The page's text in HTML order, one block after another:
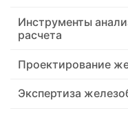
Инструменты
расчета
Проектирование
Экспертиза